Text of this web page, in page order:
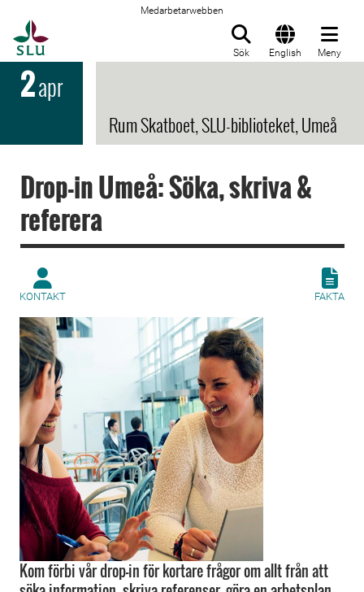
Medarbetarwebben
Sök English Meny
2apr
Rum Skatboet, SLU-biblioteket, Umeå
Drop-in Umeå: Söka, skriva &
referera
KONTAKT FAKTA
Kom förbi vår drop-in för kortare frågor om allt från att